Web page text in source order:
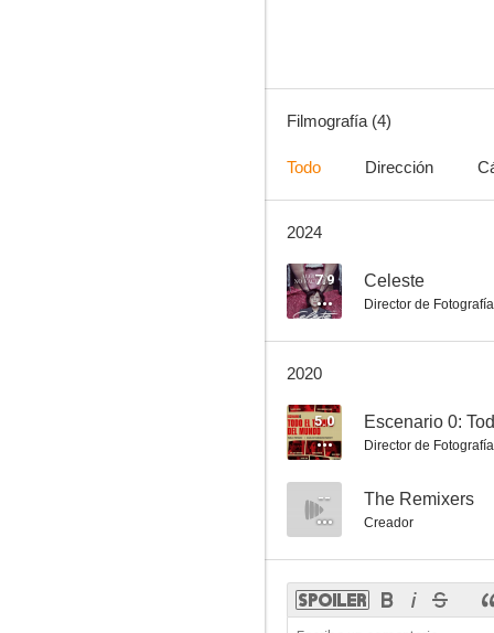
Filmografía (4)
Todo Dirección
2024
7.9 Celeste
Director de Fotografía
2020
5.0
Director de Fotografía
-- The Remixers
Creador